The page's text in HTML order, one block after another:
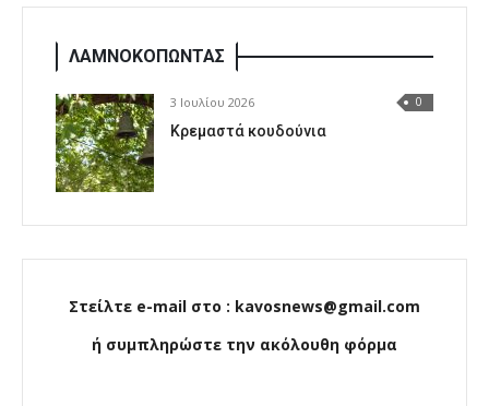
ΛΑΜΝΟΚΟΠΩΝΤΑΣ
3 Ιουλίου 2026 0
Κρεμαστά κουδούνια
Στείλτε e-mail στο : kavosnews@gmail.com
ή συμπληρώστε την ακόλουθη φόρμα